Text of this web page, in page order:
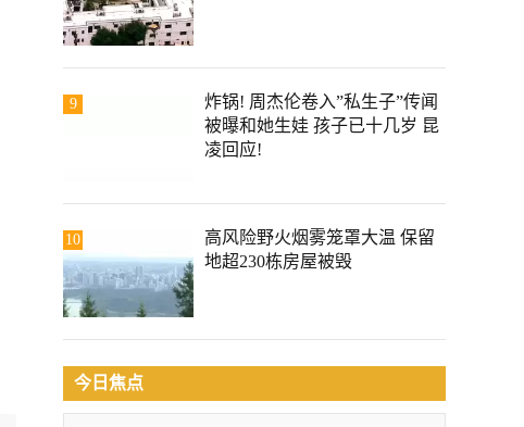
9
炸锅! 周杰伦卷入”私生子”传闻
被曝和她生娃 孩子已十几岁 昆
凌回应!
10
高风险野火烟雾笼罩大温 保留
地超230栋房屋被毁
今日焦点